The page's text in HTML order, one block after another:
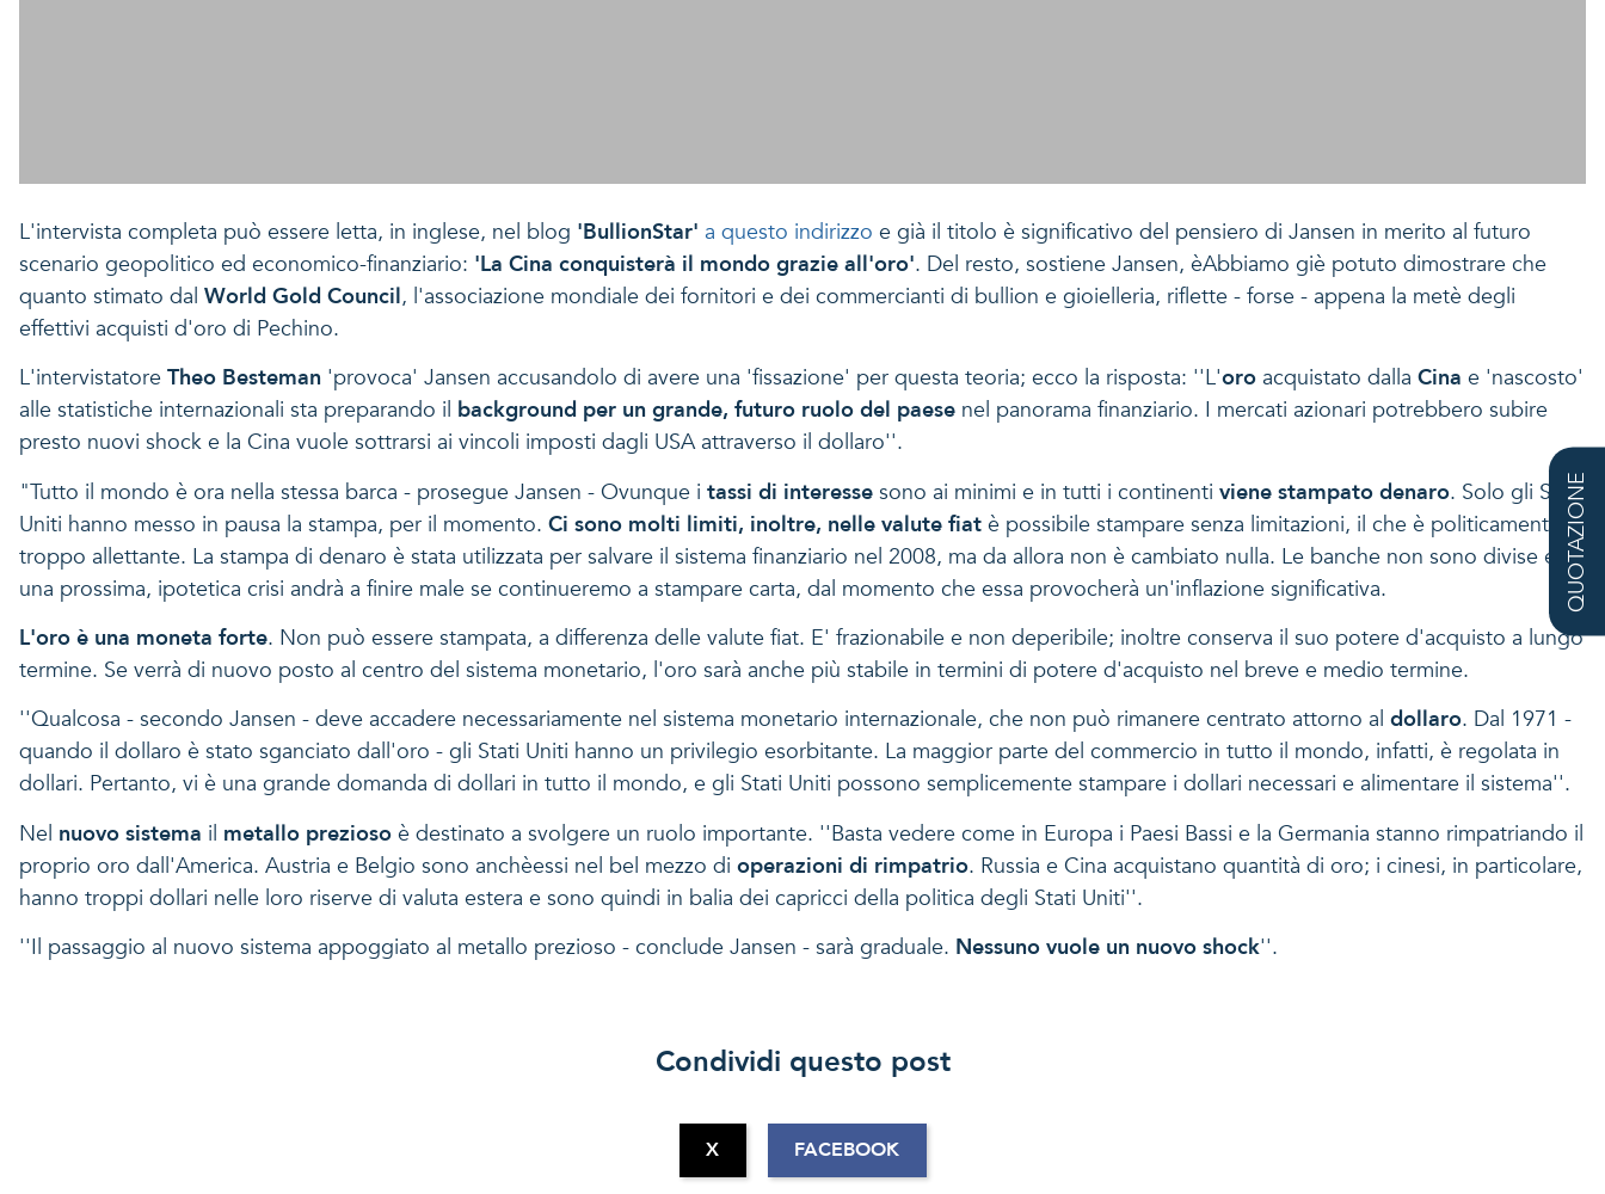
L'intervista completa può essere letta, in inglese, nel blog 'BullionStar' a questo indirizzo e già il titolo è significativo del pensiero di Jansen in merito al futuro
scenario geopolitico ed economico-finanziario: 'La Cina conquisterà il mondo grazie all'oro'. Del resto, sostiene Jansen, èAbbiamo giè potuto dimostrare che
quanto stimato dal World Gold Council, l'associazione mondiale dei fornitori e dei commercianti di bullion e gioielleria, riflette - forse - appena la metè degli
effettivi acquisti d'oro di Pechino.
L'intervistatore Theo Besteman 'provoca' Jansen accusandolo di avere una 'fissazione' per questa teoria; ecco la risposta: ''L'oro acquistato dalla Cina e 'nascosto'
alle statistiche internazionali sta preparando il background per un grande, futuro ruolo del paese nel panorama finanziario. I mercati azionari potrebbero subire
presto nuovi shock e la Cina vuole sottrarsi ai vincoli imposti dagli USA attraverso il dollaro''.
"Tutto il mondo è ora nella stessa barca - prosegue Jansen - Ovunque i tassi di interesse sono ai minimi e in tutti i continenti viene stampato denaro. Solo gli Stati
Uniti hanno messo in pausa la stampa, per il momento. Ci sono molti limiti, inoltre, nelle valute fiat è possibile stampare senza limitazioni, il che è politicamente
troppo allettante. La stampa di denaro è stata utilizzata per salvare il sistema finanziario nel 2008, ma da allora non è cambiato nulla. Le banche non sono divise e in
una prossima, ipotetica crisi andrà a finire male se continueremo a stampare carta, dal momento che essa provocherà un'inflazione significativa.
L'oro è una moneta forte. Non può essere stampata, a differenza delle valute fiat. E' frazionabile e non deperibile; inoltre conserva il suo potere d'acquisto a lungo
termine. Se verrà di nuovo posto al centro del sistema monetario, l'oro sarà anche più stabile in termini di potere d'acquisto nel breve e medio termine.
''Qualcosa - secondo Jansen - deve accadere necessariamente nel sistema monetario internazionale, che non può rimanere centrato attorno al dollaro. Dal 1971 -
quando il dollaro è stato sganciato dall'oro - gli Stati Uniti hanno un privilegio esorbitante. La maggior parte del commercio in tutto il mondo, infatti, è regolata in
dollari. Pertanto, vi è una grande domanda di dollari in tutto il mondo, e gli Stati Uniti possono semplicemente stampare i dollari necessari e alimentare il sistema''.
Nel nuovo sistema il metallo prezioso è destinato a svolgere un ruolo importante. ''Basta vedere come in Europa i Paesi Bassi e la Germania stanno rimpatriando il
proprio oro dall'America. Austria e Belgio sono anchèessi nel bel mezzo di operazioni di rimpatrio. Russia e Cina acquistano quantità di oro; i cinesi, in particolare,
hanno troppi dollari nelle loro riserve di valuta estera e sono quindi in balia dei capricci della politica degli Stati Uniti''.
''Il passaggio al nuovo sistema appoggiato al metallo prezioso - conclude Jansen - sarà graduale. Nessuno vuole un nuovo shock''.
Condividi questo post
X FACEBOOK
QUOTAZIONE